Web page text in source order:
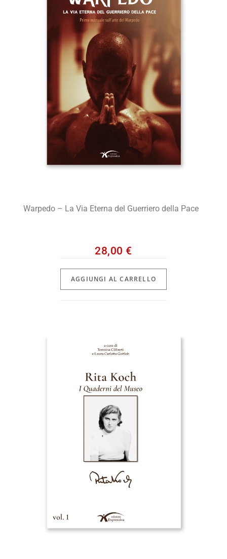
Warpedo – La Via Eterna del Guerriero della Pace
28,00 €
AGGIUNGI AL CARRELLO